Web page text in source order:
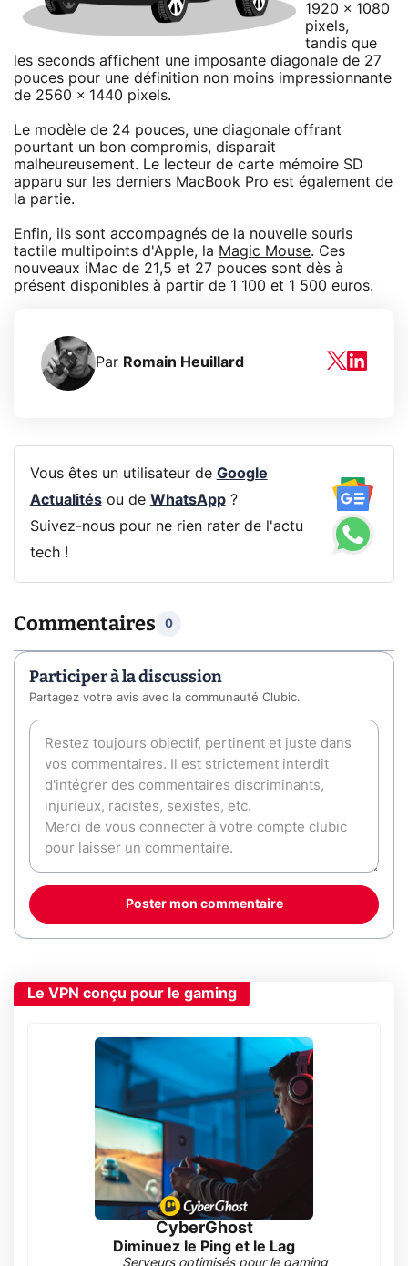
1920 × 1080
pixels,
tandis que
les seconds affichent une imposante diagonale de 27
pouces pour une définition non moins impressionnante
de 2560 × 1440 pixels.
Le modèle de 24 pouces, une diagonale offrant
pourtant un bon compromis, disparait
malheureusement. Le lecteur de carte mémoire SD
apparu sur les derniers MacBook Pro est également de
la partie.
Enfin, ils sont accompagnés de la nouvelle souris
tactile multipoints d'Apple, la Magic Mouse. Ces
nouveaux iMac de 21,5 et 27 pouces sont dès à
présent disponibles à partir de 1 100 et 1 500 euros.
Par Romain Heuillard
Vous êtes un utilisateur de Google
Actualitésou de WhatsApp?
Suivez-nous pour ne rien rater de l'actu
tech !
Commentaires 0
Participer à la discussion
Partagez votre avis avec la communauté Clubic.
Poster mon commentaire
Le VPN conçu pour le gaming
CyberGhost
Diminuez le Ping et le Lag
Serveurs optimisés pour le gaming